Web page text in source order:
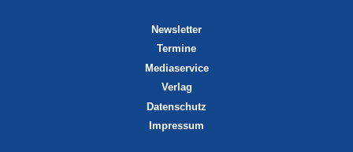
Newsletter
Termine
Mediaservice
Verlag
Datenschutz
Impressum